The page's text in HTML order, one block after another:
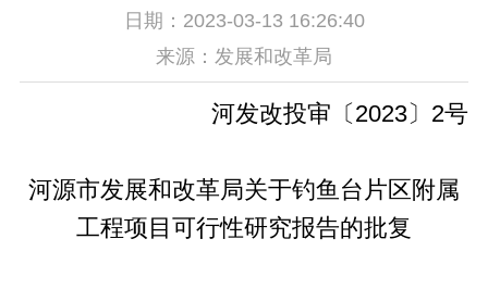
日期：2023-03-13 16:26:40
来源：发展和改革局
河发改投审〔2023〕2号
河源市发展和改革局关于钓鱼台片区附属
工程项目可行性研究报告的批复